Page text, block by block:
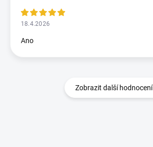
18.4.2026
Ano
Zobrazit další hodnocení